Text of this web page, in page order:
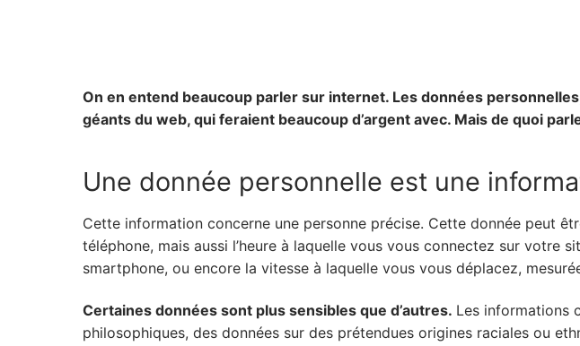
On en entend beaucoup parler sur internet. Les données
géants du web, qui feraient beaucoup d’argent avec. Mais de quoi
Une donnée personnelle est une
Cette information concerne une personne précise. Cette donnée peut
téléphone, mais aussi l’heure à laquelle vous vous connectez sur
smartphone, ou encore la vitesse à laquelle vous vous déplacez,
Certaines données sont plus sensibles que d’autres. Les informations
philosophiques, des données sur des prétendues origines raciales ou